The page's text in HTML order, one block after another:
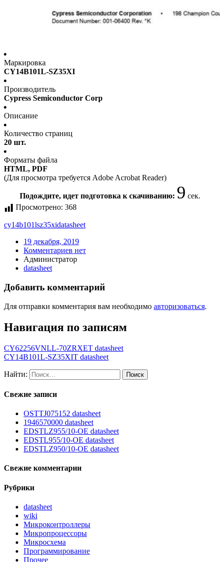
Маркировка
CY14B101L-SZ35XI
Производитель
Cypress Semiconductor Corp
Описание
Количество страниц
20 шт.
Форматы файла
HTML, PDF
(Для просмотра требуется Adobe Acrobat Reader)
Подождите, идет подготовка к скачиванию: 9 сек.
Просмотрено: 368
cy14b101lsz35xidatasheet
19 декабря, 2019
Комментариев нет
Администратор
datasheet
Добавить комментарий
Для отправки комментария вам необходимо авторизоваться.
Навигация по записям
CY62256VNLL-70ZRXET datasheet
CY14B101L-SZ35XIT datasheet
Найти:
Свежие записи
OSTTJ075152 datasheet
1946570000 datasheet
EDSTLZ955/10-OE datasheet
EDSTL955/10-OE datasheet
EDSTLZ950/10-OE datasheet
Свежие комментарии
Рубрики
datasheet
wiki
Микроконтроллеры
Микропроцессоры
Микросхема
Программирование
Прочее